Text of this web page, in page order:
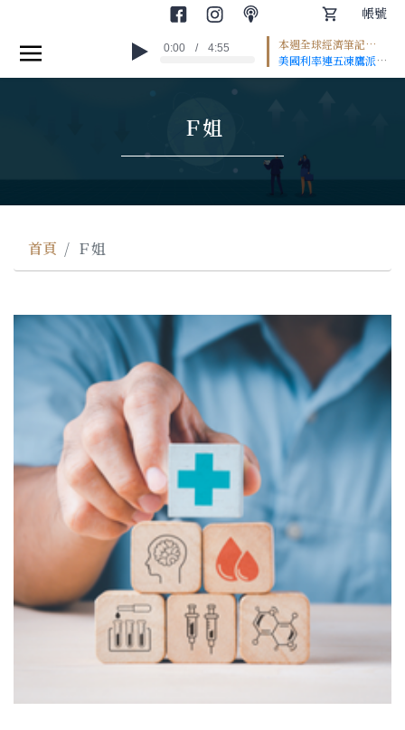
帳號
首頁
圖文輕讀
投資小學堂
課程專區
0:00 / 4:55
本週全球經濟筆記
#EP2
美國利率連五凍鷹派聲
浪升高 日圓重貶推升
by
SoundOn
Ｆ姐
首頁 Ｆ姐